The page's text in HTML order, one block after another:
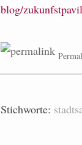
blog/
Stichworte: